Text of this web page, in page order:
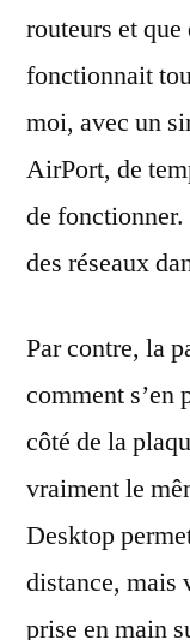
routeurs et
fonctionnait
moi, avec un
AirPort, de
de fonctionner.
des réseaux
Par contre, la
comment s’en
côté de la
vraiment le
Desktop
distance, mais
prise en main